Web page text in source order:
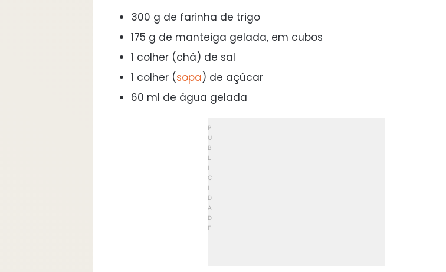
300 g de farinha de trigo
175 g de manteiga gelada, em cubos
1 colher (chá) de sal
1 colher (sopa) de açúcar
60 ml de água gelada